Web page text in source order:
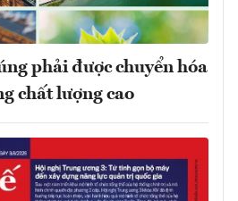
phải được chuyển hóa
chất lượng cao